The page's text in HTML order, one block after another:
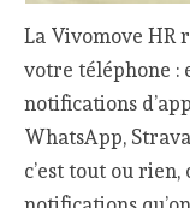
La Vivomove HR
votre téléphone :
notifications
WhatsApp,
c’est tout ou